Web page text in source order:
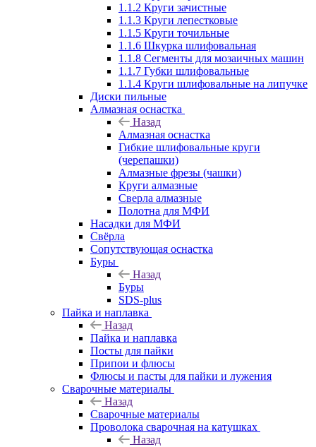
1.1.2 Круги зачистные
1.1.3 Круги лепестковые
1.1.5 Круги точильные
1.1.6 Шкурка шлифовальная
1.1.8 Сегменты для мозаичных машин
1.1.7 Губки шлифовальные
1.1.4 Круги шлифовальные на липучке
Диски пильные
Алмазная оснастка
Назад
Алмазная оснастка
Гибкие шлифовальные круги
(черепашки)
Алмазные фрезы (чашки)
Круги алмазные
Сверла алмазные
Полотна для МФИ
Насадки для МФИ
Свёрла
Сопутствующая оснастка
Буры
Назад
Буры
SDS-plus
Пайка и наплавка
Назад
Пайка и наплавка
Посты для пайки
Припои и флюсы
Флюсы и пасты для пайки и лужения
Сварочные материалы
Назад
Сварочные материалы
Проволока сварочная на катушках
Назад